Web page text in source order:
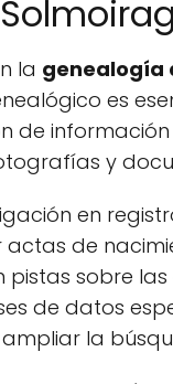
la genealogía
es
de
y
en
de
sobre
de datos
la